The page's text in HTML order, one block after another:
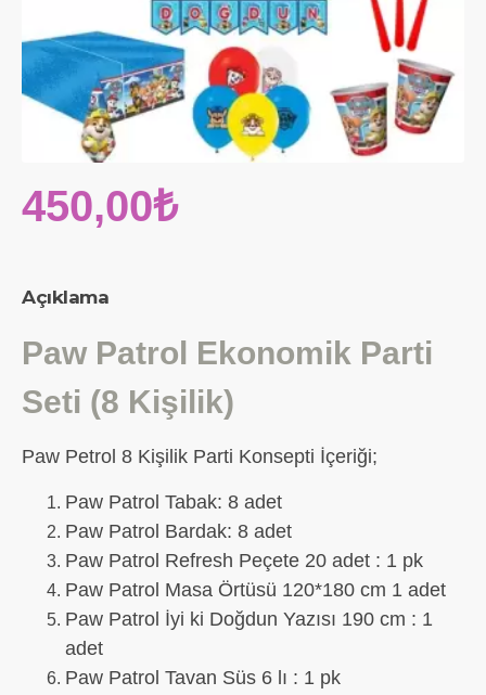
Açıklama
Paw Patrol Ekonomik Parti
Seti (8 Kişilik)
Paw Petrol 8 Kişilik Parti Konsepti İçeriği;
Paw Patrol Tabak: 8 adet
Paw Patrol Bardak: 8 adet
Paw Patrol Refresh Peçete 20 adet : 1 pk
Paw Patrol Masa Örtüsü 120*180 cm 1 adet
Paw Patrol İyi ki Doğdun Yazısı 190 cm : 1
adet
Paw Patrol Tavan Süs 6 lı : 1 pk
450,00₺